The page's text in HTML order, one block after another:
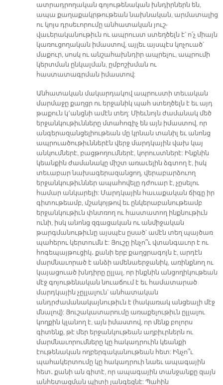
ատրադրողական գոյութենական խնդիրներն են,
ապա քաղաքակրթութեան նախնական, արմատալից
ու կոյս դրսեւորումը անհատական յուշ-
վաւերականութիւն ու ապրուստ ստեղծելն է՝ ո՛չ միայն
կառուցողական իմաստով, այլեւ այսպէս կոչուած՝
մաքուր, սոսկ ու անշահախնդիր ապրելու, ապրումի
կերտման ընկալման, ըմբոշխման ու
հաստատագրման իմաստով:
Անհատական մակարդակով ապրուստի տեւական
մարմաջը քաղցր ու երջանիկ պահ ստեղծելն է եւ այդ
թաքուն կ՚անցնի ամէն տեղ: Միեւնոյն ժամանակ մեծ
երջանկութիւնները մտահոգիչ են այն իմաստով, որ
անգերազանցելիութեան մը կրնան տանիլ եւ անոնց
ապրուածութիւններէն վերջ մարդկային վախ կայ
անկումներէ, բացթողումներէ, կորուստներէ: Ինքնին
կեանքին ժամանակը միշտ առաւելին ձգտող է, իսկ
տեւաբար նախագերազանցող, վերաբարձուող
երջանկութիւններ ապահովելը դժուար է, չըսելու
համար անկարելի: Մարդկային հաւաքական ճիգը իր
գիտութեամբ, մշակոյթով եւ ընկերաբանութեամբ
երջանկութիւն փնտռող ու հաստատող ինքնութիւն
ունի, իսկ անոնց զգացական ու անմիջական
թարգմանութիւնը այսպէս ըսած՝ ամէն տեղ պայծառ
պահերու կերտումն է: Յուշը ինչո՞ւ վտանգաւոր է ու
հոգեպայթուցիկ․ քանի երբ քաղցրագոյն է, արդէն
մարմնաւորած է անձի ամենաերջանիկ, առինքնող ու
կայացուած խնդիրը ըլլալ, որ ինքնին անցողիկութեան
մէջ գոյութենական նուաճում է եւ համատարած
մարդկային չըլլալուն՝ անհատական
անդրժամանակայնութիւն է (հակառակ անցեալի մէջ
մնալով): Յուշակատարումը առաքելութիւն ըլլալու
կողքին կլանող է, այն իմաստով, որ մենք բոլորս
գիտենք, թէ մեր երջանկութեան աղբիւրներն ու
մարմնաւորումները կը հակադրուին կեանքի
էութենական ողբերգականութեան հետ: Ինչո՞ւ
պահակերտումը կը հակադրուի նաեւ ապագային
հետ․ քանի ան գիտէ, որ ապագային տանջանքը զայն
անհետացման պիտի յանգեցնէ: Պահին